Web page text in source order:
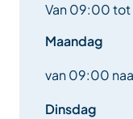
Van 09:00 tot
Maandag
van 09:00
Dinsdag